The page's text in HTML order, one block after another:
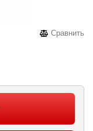
Сравнить